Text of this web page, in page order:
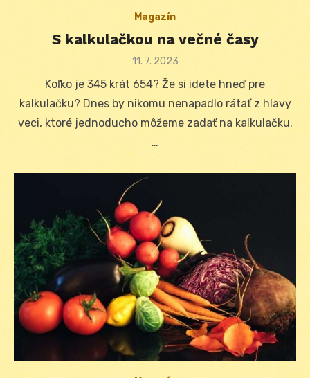
Magazín
S kalkulačkou na večné časy
Posted
11. 7. 2023
Koľko je 345 krát 654? Že si idete hneď pre
kalkulačku? Dnes by nikomu nenapadlo rátať z hlavy
veci, ktoré jednoducho môžeme zadať na kalkulačku.
…